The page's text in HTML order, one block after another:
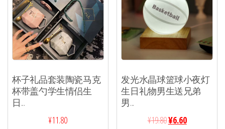
杯子礼品套装陶瓷马克
杯带盖勺学生情侣生
日...
¥11.80
发光水晶球篮球小夜灯
生日礼物男生送兄弟
男...
¥19.80¥6.60